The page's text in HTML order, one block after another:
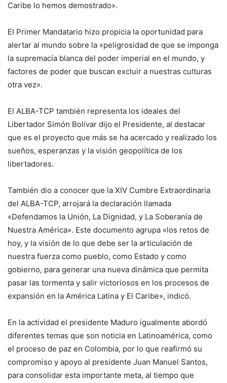
Caribe lo hemos demostrado».
El Primer Mandatario hizo propicia la oportunidad para
alertar al mundo sobre la «peligrosidad de que se imponga
la supremacía blanca del poder imperial en el mundo, y
factores de poder que buscan excluir a nuestras culturas
otra vez».
El ALBA-TCP también representa los ideales del
Libertador Simón Bolívar dijo el Presidente, al destacar
que es el proyecto que más se ha acercado y realizado los
sueños, esperanzas y la visión geopolítica de los
libertadores.
También dio a conocer que la XIV Cumbre Extraordinaria
del ALBA-TCP, arrojará la declaración llamada
«Defendamos la Unión, La Dignidad, y La Soberanía de
Nuestra América». Este documento agrupa «los retos de
hoy, y la visión de lo que debe ser la articulación de
nuestra fuerza como pueblo, como Estado y como
gobierno, para generar una nueva dinámica que permita
pasar las tormenta y salir victoriosos en los procesos de
expansión en la América Latina y El Caribe», indicó.
En la actividad el presidente Maduro igualmente abordó
diferentes temas que son noticia en Latinoamérica, como
el proceso de paz en Colombia, por lo que reafirmó su
compromiso y apoyo al presidente Juan Manuel Santos,
para consolidar esta importante meta, al tiempo que